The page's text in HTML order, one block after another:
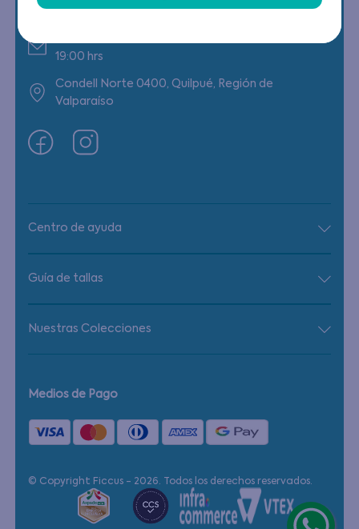
(22) 6178818 - Compras Internet
19:00 hrs
Condell Norte 0400, Quilpué, Región de
Valparaíso
Centro de ayuda
Guía de tallas
Nuestras Colecciones
Medios de Pago
© Copyright Ficcus - 2026. Todos los derechos reservados.